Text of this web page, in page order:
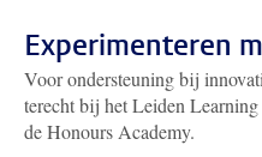
Experimenteren
Voor ondersteuning bij
terecht bij het Leiden
de Honours Academy.